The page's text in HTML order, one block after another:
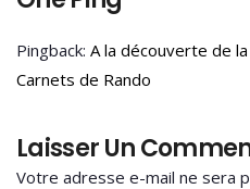
Pingback: A la découverte de
Carnets de Rando
Laisser Un
Votre adresse e-mail ne sera